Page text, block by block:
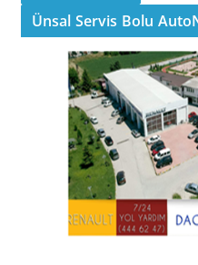
Ünsal Servis Bolu